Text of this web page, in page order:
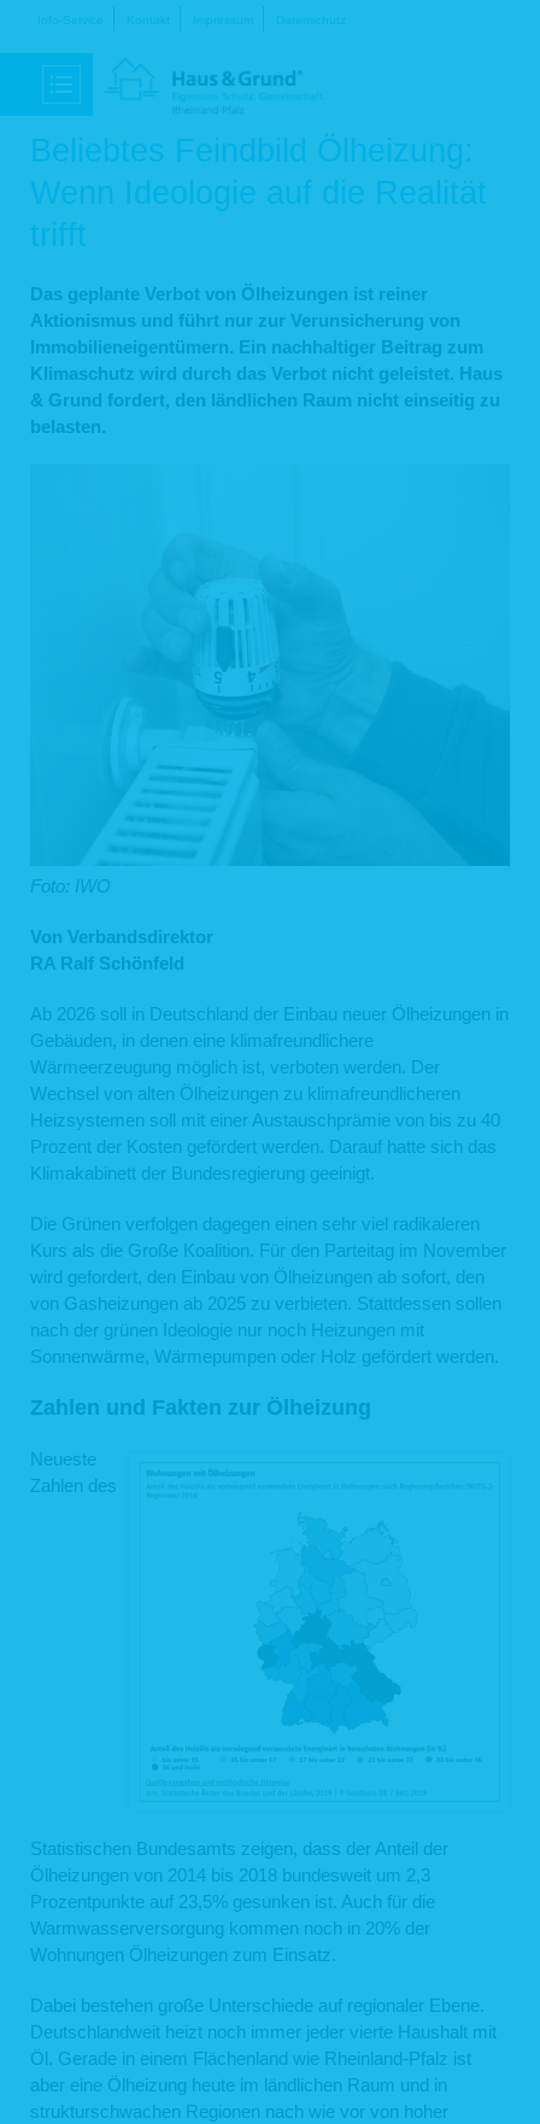
Navigation
Info-Service Kontakt Impressum Datenschutz
Beliebtes Feindbild Ölheizung:
Wenn Ideologie auf die Realität
trifft
Das geplante Verbot von Ölheizungen ist reiner
Aktionismus und führt nur zur Verunsicherung von
Immobilieneigentümern. Ein nachhaltiger Beitrag zum
Klimaschutz wird durch das Verbot nicht geleistet. Haus
& Grund fordert, den ländlichen Raum nicht einseitig zu
belasten.
Foto: IWO
Von Verbandsdirektor
RA Ralf Schönfeld
Ab 2026 soll in Deutschland der Einbau neuer Ölheizungen in
Gebäuden, in denen eine klimafreundlichere
Wärmeerzeugung möglich ist, verboten werden. Der
Wechsel von alten Ölheizungen zu klimafreundlicheren
Heizsystemen soll mit einer Austauschprämie von bis zu 40
Prozent der Kosten gefördert werden. Darauf hatte sich das
Klimakabinett der Bundesregierung geeinigt.
Die Grünen verfolgen dagegen einen sehr viel radikaleren
Kurs als die Große Koalition. Für den Parteitag im November
wird gefordert, den Einbau von Ölheizungen ab sofort, den
von Gasheizungen ab 2025 zu verbieten. Stattdessen sollen
nach der grünen Ideologie nur noch Heizungen mit
Sonnenwärme, Wärmepumpen oder Holz gefördert werden.
Zahlen und Fakten zur Ölheizung
Neueste
Zahlen des
Statistischen Bundesamts zeigen, dass der Anteil der
Ölheizungen von 2014 bis 2018 bundesweit um 2,3
Prozentpunkte auf 23,5% gesunken ist. Auch für die
Warmwasserversorgung kommen noch in 20% der
Wohnungen Ölheizungen zum Einsatz.
Dabei bestehen große Unterschiede auf regionaler Ebene.
Deutschlandweit heizt noch immer jeder vierte Haushalt mit
Öl. Gerade in einem Flächenland wie Rheinland-Pfalz ist
aber eine Ölheizung heute im ländlichen Raum und in
strukturschwachen Regionen nach wie vor von hoher